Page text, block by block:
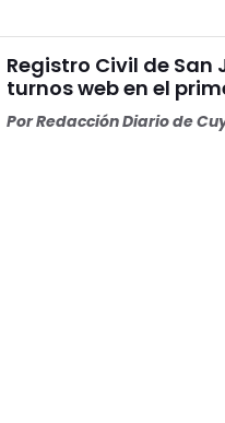
Registro Civil de
turnos web en el
PorRedacción Diario de